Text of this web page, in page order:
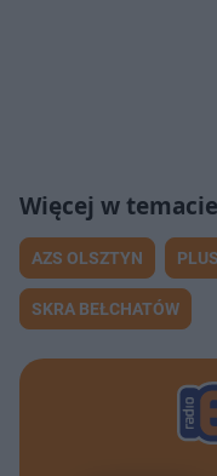
AZS OLSZTYN
SKRA BEŁCHATÓW